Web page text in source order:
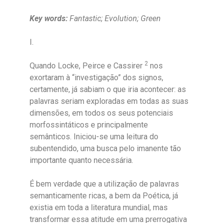
Key words: Fantastic; Evolution; Green
I.
Quando Locke, Peirce e Cassirer 2 nos
exortaram à “investigação” dos signos,
certamente, já sabiam o que iria acontecer: as
palavras seriam exploradas em todas as suas
dimensões, em todos os seus potenciais
morfossintáticos e principalmente
semânticos. Iniciou-se uma leitura do
subentendido, uma busca pelo imanente tão
importante quanto necessária.
É bem verdade que a utilização de palavras
semanticamente ricas, a bem da Poética, já
existia em toda a literatura mundial, mas
transformar essa atitude em uma prerrogativa